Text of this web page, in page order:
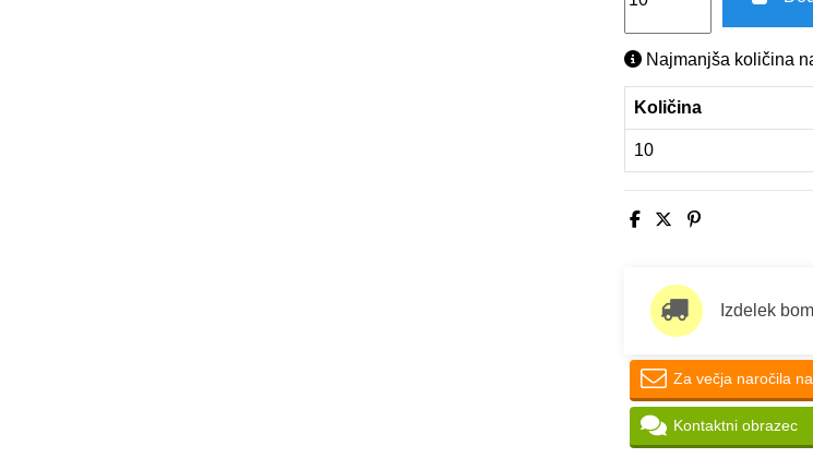
Najmanjša količina
Količina
10
Izdelek
Za večja naročila
Kontaktni obrazec